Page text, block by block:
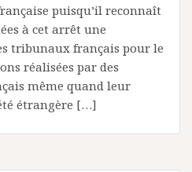
puisqu’il reconnaît
à cet arrêt une
tribunaux français pour le
réalisées par des
même quand leur
étrangère […]